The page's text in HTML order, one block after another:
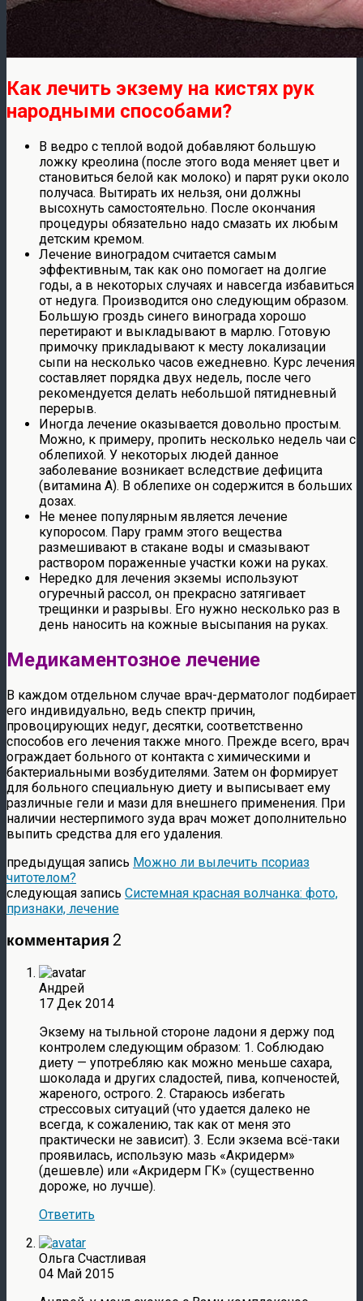
Как лечить экзему на кистях рук
народными способами?
В ведро с теплой водой добавляют большую
ложку креолина (после этого вода меняет цвет и
становиться белой как молоко) и парят руки около
получаса. Вытирать их нельзя, они должны
высохнуть самостоятельно. После окончания
процедуры обязательно надо смазать их любым
детским кремом.
Лечение виноградом считается самым
эффективным, так как оно помогает на долгие
годы, а в некоторых случаях и навсегда избавиться
от недуга. Производится оно следующим образом.
Большую гроздь синего винограда хорошо
перетирают и выкладывают в марлю. Готовую
примочку прикладывают к месту локализации
сыпи на несколько часов ежедневно. Курс лечения
составляет порядка двух недель, после чего
рекомендуется делать небольшой пятидневный
перерыв.
Иногда лечение оказывается довольно простым.
Можно, к примеру, пропить несколько недель чаи с
облепихой. У некоторых людей данное
заболевание возникает вследствие дефицита
(витамина А). В облепихе он содержится в больших
дозах.
Не менее популярным является лечение
купоросом. Пару грамм этого вещества
размешивают в стакане воды и смазывают
раствором пораженные участки кожи на руках.
Нередко для лечения экземы используют
огуречный рассол, он прекрасно затягивает
трещинки и разрывы. Его нужно несколько раз в
день наносить на кожные высыпания на руках.
Медикаментозное лечение
В каждом отдельном случае врач-дерматолог подбирает
его индивидуально, ведь спектр причин,
провоцирующих недуг, десятки, соответственно
способов его лечения также много. Прежде всего, врач
ограждает больного от контакта с химическими и
бактериальными возбудителями. Затем он формирует
для больного специальную диету и выписывает ему
различные гели и мази для внешнего применения. При
наличии нестерпимого зуда врач может дополнительно
выпить средства для его удаления.
предыдущая запись Можно ли вылечить псориаз
читотелом?
следующая запись Системная красная волчанка: фото,
признаки, лечение
комментария 2
Андрей
17 Дек 2014
Экзему на тыльной стороне ладони я держу под
контролем следующим образом: 1. Соблюдаю
диету — употребляю как можно меньше сахара,
шоколада и других сладостей, пива, копченостей,
жареного, острого. 2. Стараюсь избегать
стрессовых ситуаций (что удается далеко не
всегда, к сожалению, так как от меня это
практически не зависит). 3. Если экзема всё-таки
проявилась, использую мазь «Акридерм»
(дешевле) или «Акридерм ГК» (существенно
дороже, но лучше).
Ответить
Ольга Счастливая
04 Май 2015